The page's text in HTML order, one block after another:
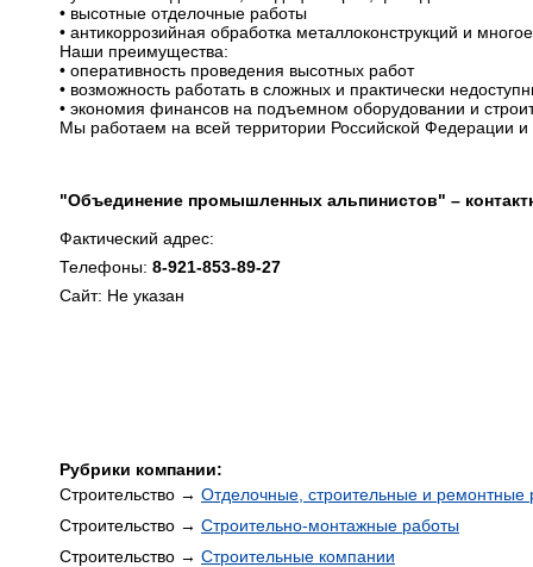
• высотные отделочные работы
• антикоррозийная обработка металлоконструкций и
Наши преимущества:
• оперативность проведения высотных работ
• возможность работать в сложных и практически
• экономия финансов на подъемном оборудовании и
Мы работаем на всей территории Российской Федерации
"Объединение промышленных альпинистов" –
Фактический адрес:
Телефоны: 8-921-853-89-27
Сайт: Не указан
Рубрики компании:
Строительство → Отделочные, строительные и ремонтные
Строительство → Строительно-монтажные работы
Строительство → Строительные компании